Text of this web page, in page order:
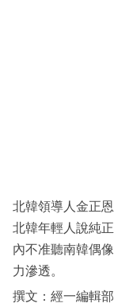
區
北韓領導人金正
北韓年輕人說純
內不准聽南韓偶
力滲透。
撰文：經一編輯